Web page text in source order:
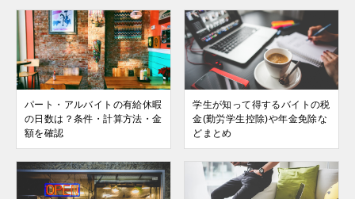
パート・アルバイトの有給休暇
の日数は？条件・計算方法・金
額を確認
学生が知って得するバイトの税
金(勤労学生控除)や年金免除な
どまとめ